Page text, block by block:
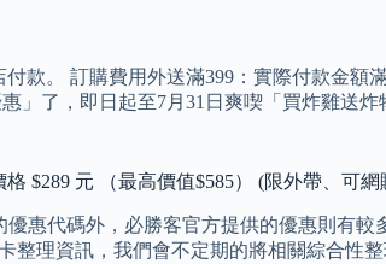
款。 訂購費用外送滿399：實際付款金額
」了，即日起至7月31日爽喫「買炸雞送
$289 元 （最高價值$585） (限外帶、可網
惠代碼外，必勝客官方提供的優惠則有
整理資訊，我們會不定期的將相關綜合性